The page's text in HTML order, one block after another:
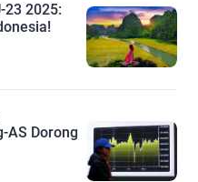
23 2025:
AS Dorong